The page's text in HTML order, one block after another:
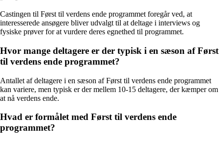
Castingen til Først til verdens ende programmet foregår ved, at
interesserede ansøgere bliver udvalgt til at deltage i interviews og
fysiske prøver for at vurdere deres egnethed til programmet.
Hvor mange deltagere er der typisk i en sæson af Først
til verdens ende programmet?
Antallet af deltagere i en sæson af Først til verdens ende programmet
kan variere, men typisk er der mellem 10-15 deltagere, der kæmper om
at nå verdens ende.
Hvad er formålet med Først til verdens ende
programmet?